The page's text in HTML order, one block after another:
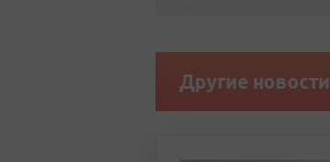
Другие новости